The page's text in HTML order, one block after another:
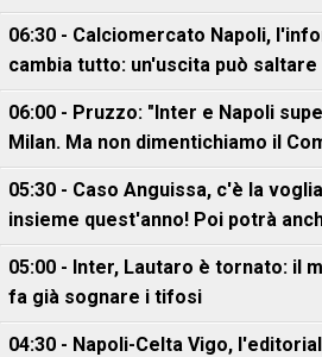
06:30 - Calciomercato Napoli,
cambia tutto: un'uscita può saltare
06:00 - Pruzzo: "Inter e Napoli
Milan. Ma non dimentichiamo il
05:30 - Caso Anguissa, c'è la
insieme quest'anno! Poi potrà
05:00 - Inter, Lautaro è tornato: il
fa già sognare i tifosi
04:30 - Napoli-Celta Vigo,